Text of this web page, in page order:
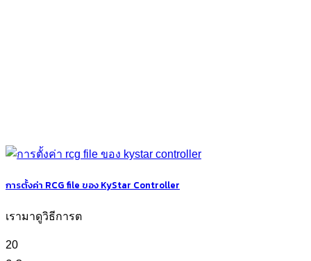
การตั้งค่า RCG file ของ KyStar Controller
เรามาดูวิธีการต
20